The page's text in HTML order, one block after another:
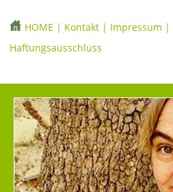
HOME | Kontakt | Impressum |
Haftungsausschluss